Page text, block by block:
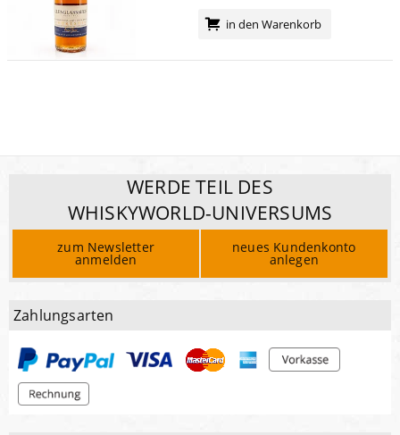
in den Warenkorb
WERDE TEIL DES
WHISKYWORLD-UNIVERSUMS
zum Newsletter
anmelden
neues Kundenkonto
anlegen
Zahlungsarten